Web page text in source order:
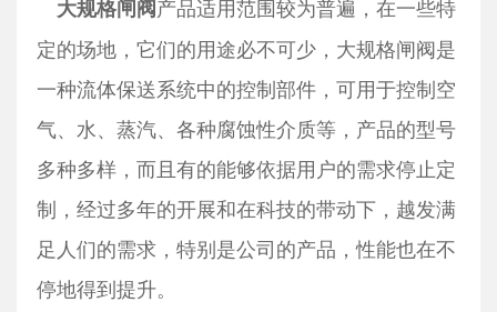
大规格闸阀产品适用范围较为普遍，在一些特
定的场地，它们的用途必不可少，大规格闸阀是
一种流体保送系统中的控制部件，可用于控制空
气、水、蒸汽、各种腐蚀性介质等，产品的型号
多种多样，而且有的能够依据用户的需求停止定
制，经过多年的开展和在科技的带动下，越发满
足人们的需求，特别是公司的产品，性能也在不
停地得到提升。